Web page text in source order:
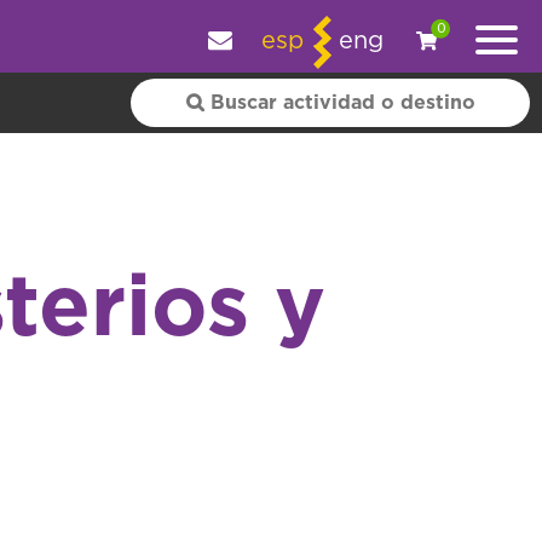
esp eng
0
y
tu experiencia. + información